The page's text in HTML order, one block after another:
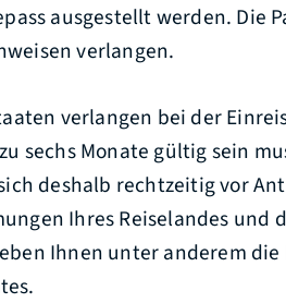
ausgestellt werden. Die
verlangen.
verlangen bei der
sechs Monate gültig sein
deshalb rechtzeitig vor
Ihres Reiselandes und
Ihnen unter anderem